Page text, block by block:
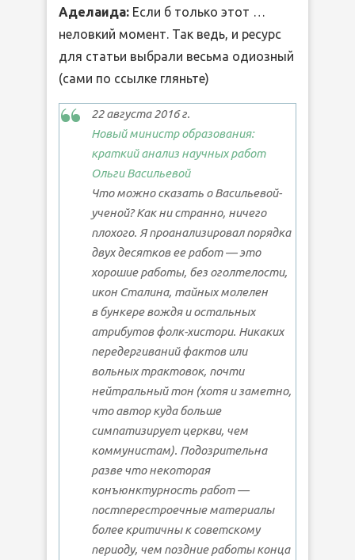
Аделаида: Если б только этот …
неловкий момент. Так ведь, и ресурс
для статьи выбрали весьма одиозный
(сами по ссылке гляньте)
22 августа 2016 г.
Новый министр образования:
краткий анализ научных работ
Ольги Васильевой
Что можно сказать о Васильевой-
ученой? Как ни странно, ничего
плохого. Я проанализировал порядка
двух десятков ее работ — это
хорошие работы, без оголтелости,
икон Сталина, тайных молелен
в бункере вождя и остальных
атрибутов фолк-хистори. Никаких
передергиваний фактов или
вольных трактовок, почти
нейтральный тон (хотя и заметно,
что автор куда больше
симпатизирует церкви, чем
коммунистам). Подозрительна
разве что некоторая
конъюнктурность работ —
постперестроечные материалы
более критичны к советскому
периоду, чем поздние работы конца